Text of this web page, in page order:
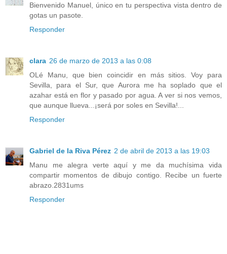
Bienvenido Manuel, único en tu perspectiva vista dentro de
gotas un pasote.
Responder
clara 26 de marzo de 2013 a las 0:08
OLé Manu, que bien coincidir en más sitios. Voy para
Sevilla, para el Sur, que Aurora me ha soplado que el
azahar está en flor y pasado por agua. A ver si nos vemos,
que aunque llueva...¡será por soles en Sevilla!...
Responder
Gabriel de la Riva Pérez 2 de abril de 2013 a las 19:03
Manu me alegra verte aquí y me da muchísima vida
compartir momentos de dibujo contigo. Recibe un fuerte
abrazo.2831ums
Responder